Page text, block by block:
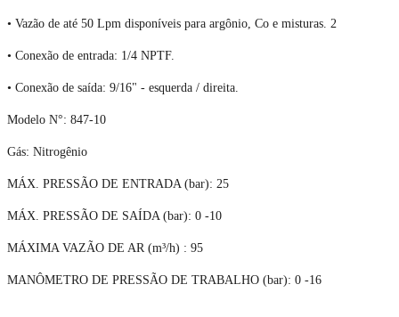
• Vazão de até 50 Lpm disponíveis para argônio, Co e misturas. 2
• Conexão de entrada: 1/4 NPTF.
• Conexão de saída: 9/16" - esquerda / direita.
Modelo N°: 847-10
Gás: Nitrogênio
MÁX. PRESSÃO DE ENTRADA (bar): 25
MÁX. PRESSÃO DE SAÍDA (bar): 0 -10
MÁXIMA VAZÃO DE AR (m³/h) : 95
MANÔMETRO DE PRESSÃO DE TRABALHO (bar): 0 -16